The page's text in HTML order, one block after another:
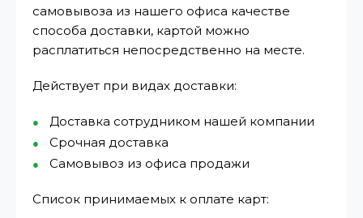
самовывоза из нашего офиса качестве
способа доставки, картой можно
расплатиться непосредственно на месте.
Действует при видах доставки:
Доставка сотрудником нашей компании
Срочная доставка
Самовывоз из офиса продажи
Список принимаемых к оплате карт: